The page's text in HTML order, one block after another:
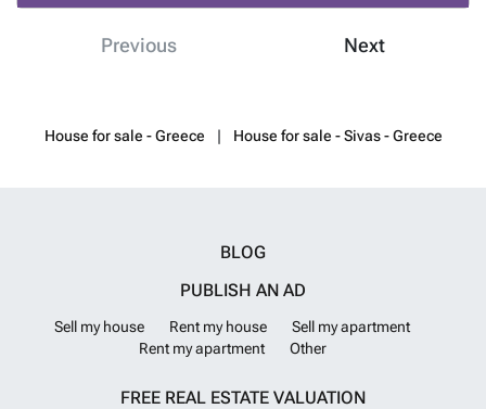
Previous Next
House for sale - Greece House for sale - Sivas - Greece
BLOG
PUBLISH AN AD
Sell my house Rent my house
Sell my apartment
Rent my apartment
Other
FREE REAL ESTATE VALUATION